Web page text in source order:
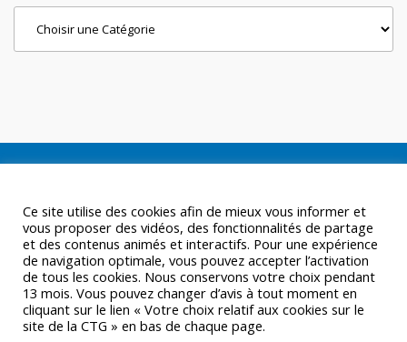
Ce site utilise des cookies afin de mieux vous informer et
vous proposer des vidéos, des fonctionnalités de partage
et des contenus animés et interactifs. Pour une expérience
de navigation optimale, vous pouvez accepter l’activation
de tous les cookies. Nous conservons votre choix pendant
13 mois. Vous pouvez changer d’avis à tout moment en
cliquant sur le lien « Votre choix relatif aux cookies sur le
site de la CTG » en bas de chaque page.